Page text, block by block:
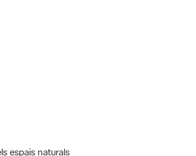
espais naturals